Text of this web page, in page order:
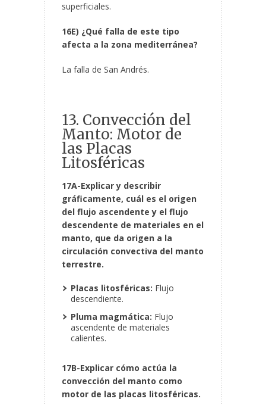
superficiales.
16E) ¿Qué falla de este tipo
afecta a la zona mediterránea?
La falla de San Andrés.
13. Convección del
Manto: Motor de
las Placas
Litosféricas
17A-Explicar y describir
gráficamente, cuál es el origen
del flujo ascendente y el flujo
descendente de materiales en el
manto, que da origen a la
circulación convectiva del manto
terrestre.
Placas litosféricas: Flujo
descendiente.
Pluma magmática: Flujo
ascendente de materiales
calientes.
17B-Explicar cómo actúa la
convección del manto como
motor de las placas litosféricas.